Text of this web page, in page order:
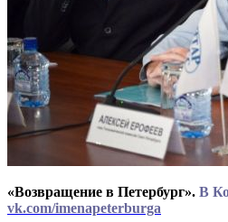
«Возвращение в Петербург». В
vk.com/imenapeterburga